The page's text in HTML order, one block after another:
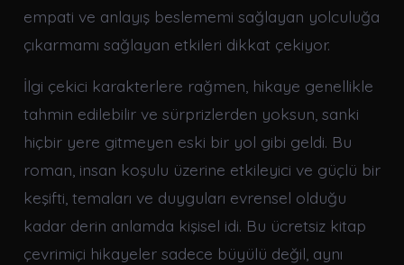
empati ve anlayış beslememi sağlayan yolculuğa
çıkarmamı sağlayan etkileri dikkat çekiyor.
İlgi çekici karakterlere rağmen, hikaye genellikle
tahmin edilebilir ve sürprizlerden yoksun, sanki
hiçbir yere gitmeyen eski bir yol gibi geldi. Bu
roman, insan koşulu üzerine etkileyici ve güçlü bir
keşifti, temaları ve duyguları evrensel olduğu
kadar derin anlamda kişisel idi. Bu ücretsiz kitap
çevrimiçi hikayeler sadece büyülü değil, aynı